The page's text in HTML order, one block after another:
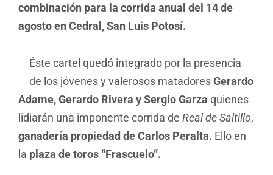
combinación para la corrida anual del 14 de
agosto en Cedral, San Luis Potosí.
Éste cartel quedó integrado por la presencia
de los jóvenes y valerosos matadoresGerardo
Adame, Gerardo Rivera y Sergio Garza quienes
lidiarán una imponente corrida de Real de Saltillo,
ganadería propiedad de Carlos Peralta. Ello en
la plaza de toros “Frascuelo”.